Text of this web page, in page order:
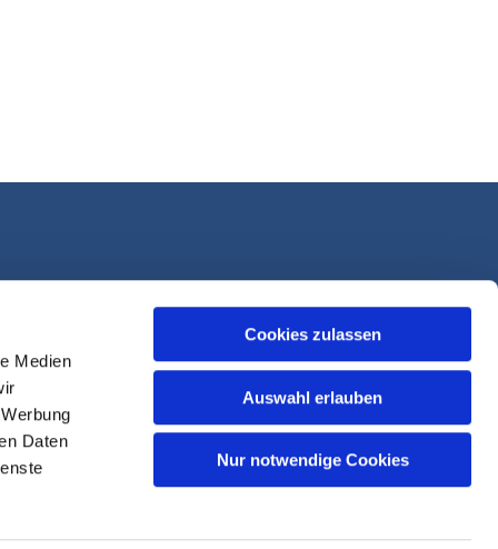
Medien
Daten
Cookies zulassen
Auswahl erlauben
Nur notwendige Cookies